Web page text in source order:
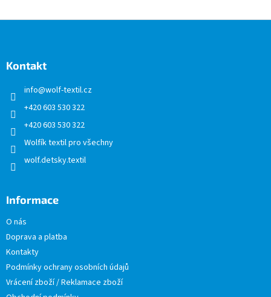
Kontakt
info@wolf-textil.cz
+420 603 530 322
+420 603 530 322
Wolfík textil pro všechny
wolf.detsky.textil
Informace
O nás
Doprava a platba
Kontakty
Podmínky ochrany osobních údajů
Vrácení zboží / Reklamace zboží